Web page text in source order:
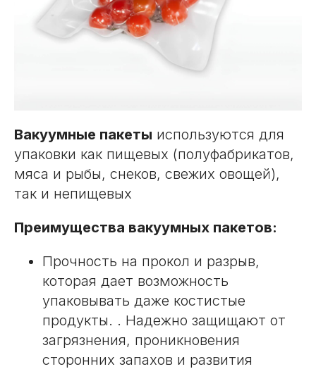
Вакуумные пакеты используются для
упаковки как пищевых (полуфабрикатов,
мяса и рыбы, снеков, свежих овощей),
так и непищевых
Преимущества вакуумных пакетов:
Прочность на прокол и разрыв,
которая дает возможность
упаковывать даже костистые
продукты. . Надежно защищают от
загрязнения, проникновения
сторонних запахов и развития